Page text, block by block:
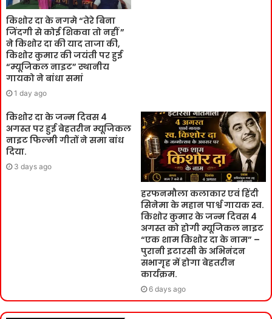
किशोर दा के नगमे “तेरे बिना
जिंदगी से कोई शिकवा तो नहीं ”
ने किशोर दा की याद ताजा की,
किशोर कुमार की जयंती पर हुई
“म्यूजिकल नाइट” स्थानीय
गायको ने बांधा समां
1 day ago
किशोर दा के जन्म दिवस 4
अगस्त पर हुई बेहतरीन म्यूजिकल
नाइट फिल्मी गीतों ने समा बांध
दिया.
3 days ago
हरफनमौला कलाकार एवं हिंदी
सिनेमा के महान पार्श्व गायक स्व.
किशोर कुमार के जन्म दिवस 4
अगस्त को होगी म्यूजिकल नाइट
“एक शाम किशोर दा के नाम” –
पुरानी इटारसी के अभिनंदन
सभागृह में होगा बेहतरीन
कार्यक्रम.
6 days ago